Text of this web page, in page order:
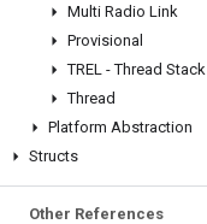
Multi Radio Link
Provisional
TREL - Thread Stack
Thread
Platform Abstraction
Structs
Other References